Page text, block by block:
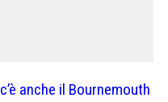
c’è anche il Bournemouth